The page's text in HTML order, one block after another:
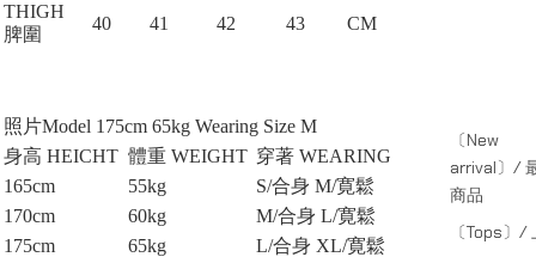
〔New
arrival〕/
商品
〔Tops〕/
THIGH
脾圍
40 41 42 43 CM
照片Model 175cm 65kg Wearing Size M
身高 HEICHT 體重 WEIGHT 穿著 WEARING
165cm
55kg
S/合身 M/寛鬆
170cm
60kg
M/合身 L/寛鬆
175cm
65kg
L/合身 XL/寛鬆